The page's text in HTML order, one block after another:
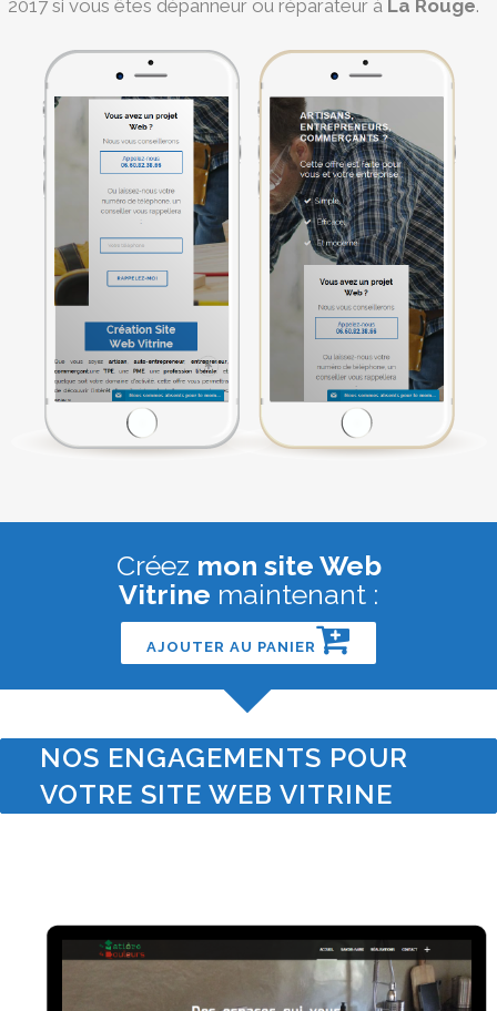
2017 si vous êtes dépanneur ou réparateur à La Rouge.
Créez mon site Web
Vitrine maintenant :
AJOUTER AU PANIER
NOS ENGAGEMENTS POUR
VOTRE SITE WEB VITRINE